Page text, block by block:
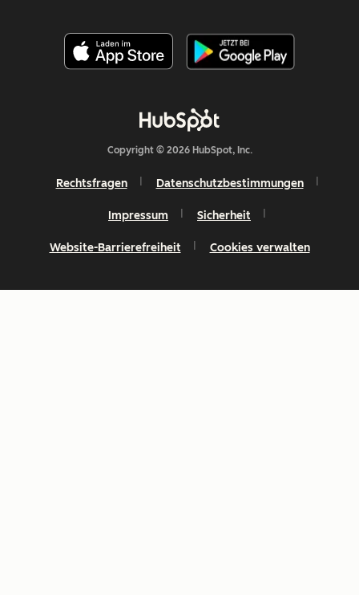
Copyright © 2026 HubSpot, Inc.
Rechtsfragen Datenschutzbestimmungen
Impressum Sicherheit
Website-Barrierefreiheit Cookies verwalten